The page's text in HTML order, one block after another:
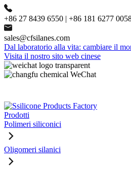
+86 27 8439 6550 | +86 181 6277
sales@cfsilanes.com
Dal laboratorio alla vita: cambiare il
Visita il nostro sito web cinese
Prodotti
Polimeri siliconici
Oligomeri silanici